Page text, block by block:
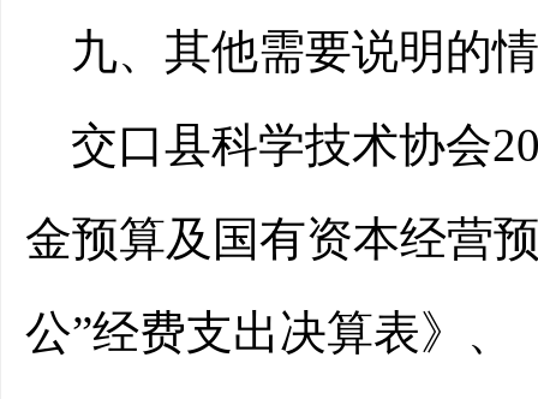
九、其他需要说明的
交口县科学技术协会
金预算及国有资本经营
公”经费支出决算表》